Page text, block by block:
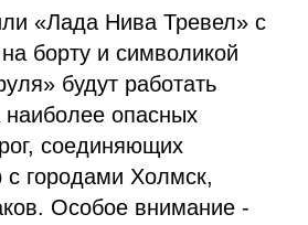
«Лада Нива Тревел» с
борту и символикой
будут работать
наиболее опасных
соединяющих
с городами Холмск,
Особое внимание -